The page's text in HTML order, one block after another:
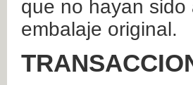
que no hayan
embalaje original.